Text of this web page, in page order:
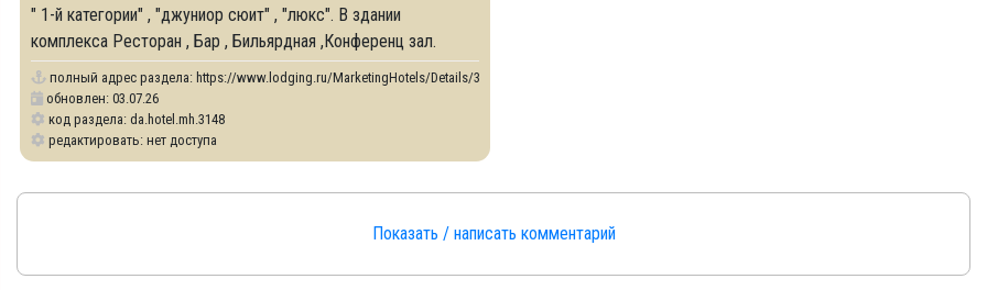
" 1-й категории" , "джуниор сюит" , "люкс". В здании
комплекса Ресторан , Бар , Бильярдная ,Конференц зал.
полный адрес раздела: https://www.lodging.ru/MarketingHotels/Details/3148
обновлен: 03.07.26
код раздела: da.hotel.mh.3148
редактировать: нет доступа
Показать / написать комментарий